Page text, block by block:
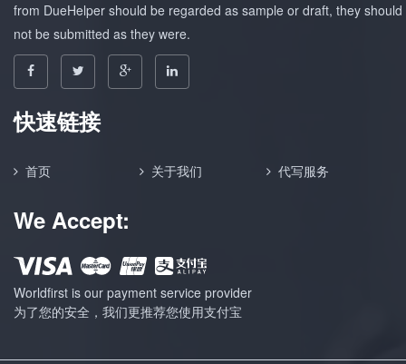
from DueHelper should be regarded as sample or draft, they should
not be submitted as they were.
快速链接
首页 关于我们 代写服务
We Accept:
Worldfirst is our payment service provider
为了您的安全，我们更推荐您使用支付宝